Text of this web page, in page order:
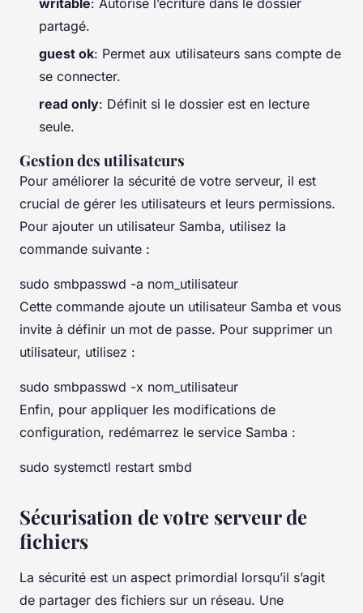
partagé.
guest ok: Permet aux utilisateurs sans compte de
se connecter.
read only: Définit si le dossier est en lecture
seule.
Gestion des utilisateurs
Pour améliorer la sécurité de votre serveur, il est
crucial de gérer les utilisateurs et leurs permissions.
Pour ajouter un utilisateur Samba, utilisez la
commande suivante :
sudo smbpasswd -a nom_utilisateur
Cette commande ajoute un utilisateur Samba et vous
invite à définir un mot de passe. Pour supprimer un
utilisateur, utilisez :
sudo smbpasswd -x nom_utilisateur
Enfin, pour appliquer les modifications de
configuration, redémarrez le service Samba :
sudo systemctl restart smbd
Sécurisation de votre serveur de
fichiers
La sécurité est un aspect primordial lorsqu’il s’agit
de partager des fichiers sur un réseau. Une